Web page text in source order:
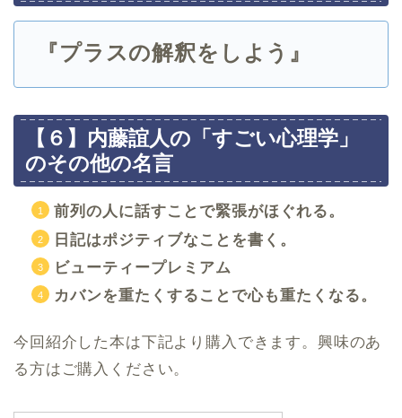
『プラスの解釈をしよう』
【６】内藤誼人の「すごい心理学」
のその他の名言
前列の人に話すことで緊張がほぐれる。
日記はポジティブなことを書く。
ビューティープレミアム
カバンを重たくすることで心も重たくなる。
今回紹介した本は下記より購入できます。興味のあ
る方はご購入ください。